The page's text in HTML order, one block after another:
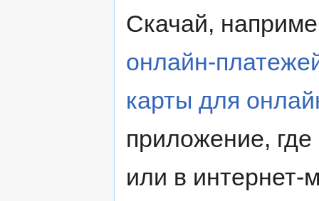
Скачай,
онлайн-
карты для
приложение,
или в интернет-